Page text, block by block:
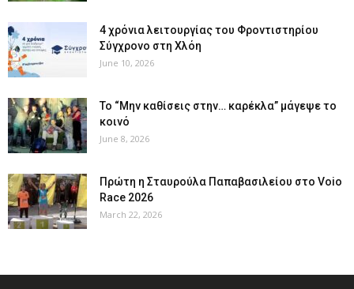
4 χρόνια λειτουργίας του Φροντιστηρίου
Σύγχρονο στη Χλόη
June 10, 2026
Το “Μην καθίσεις στην… καρέκλα” μάγεψε το
κοινό
June 8, 2026
Πρώτη η Σταυρούλα Παπαβασιλείου στο Voio
Race 2026
March 22, 2026